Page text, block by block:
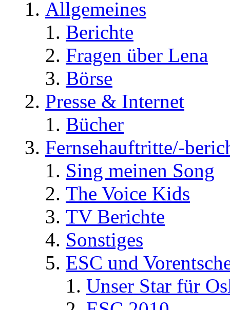
Allgemeines
Berichte
Fragen über Lena
Börse
Presse & Internet
Bücher
Fernsehauftritte/-
Sing meinen Song
The Voice Kids
TV Berichte
Sonstiges
ESC und
Unser Star für